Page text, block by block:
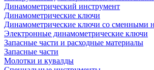
Динамометрический инструмент
Динамометрические ключи
Динамометрические ключи со сменными
Электронные динамометрические ключи
Запасные части и расходные материалы
Запасные части
Молотки и кувалды